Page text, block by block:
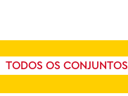
TODOS OS CONJUNTOS